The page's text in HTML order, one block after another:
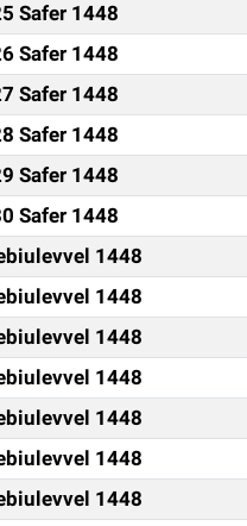
Safer 1448
Safer 1448
Safer 1448
Safer 1448
Safer 1448
Safer 1448
1448
1448
1448
1448
1448
1448
1448